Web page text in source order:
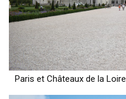
Paris et Châteaux de la Loire